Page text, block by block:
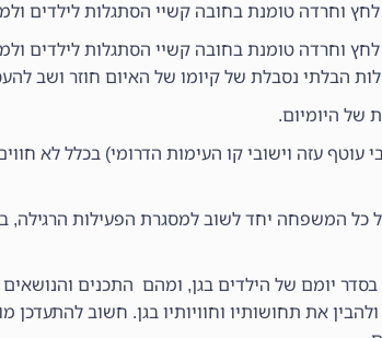
וחרדה טומנת בחובה קשיי הסתגלות לילדים
וחרדה טומנת בחובה קשיי הסתגלות לילדים
הבלתי נסבלת של קיומו של האיום חוזר ושב
של היומיום.
עוטף עזה וישובי קו העימות הדרומי) בכלל לא
כל המשפחה יחד לשוב למסגרת הפעילות הרגילה,
בסדר יומם של הילדים בגן, ומהם התכנים
את תחושותיו וחוויותיו בגן. חשוב להתעדכן